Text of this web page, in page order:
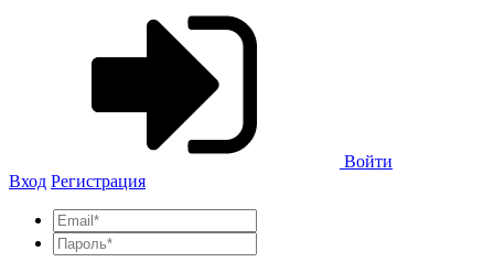
Войти
Вход Регистрация